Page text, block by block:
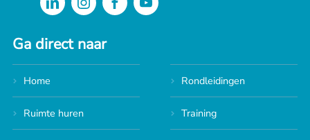
Ga direct naar
Home Rondleidingen
Ruimte huren Training